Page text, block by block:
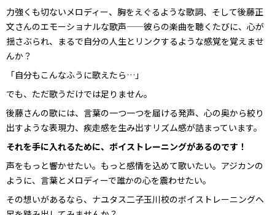
力強くも切ないメロディー、胸をえぐるような歌詞、そして後藤正
文さんのエモーショナルな歌声——彼らの楽曲を聴くたびに、心が
揺さぶられ、まるで自分の人生とリンクするような感覚を覚えませ
んか？
「自分もこんなふうに歌えたら…」
でも、ただ歌うだけでは足りません。
後藤さんの歌には、言葉の一つ一つを届ける発声、心の奥から絞り
出すような表現力、疾走感を生み出すリズム感が詰まっています。
それを手に入れるために、ボイストレーニングがあるのです！
声をもっと響かせたい。もっと感情を込めて歌いたい。アジカンの
ように、言葉とメロディーで誰かの心を震わせたい。
その想いがあるなら、ナユタス二子玉川校のボイストレーニングへ